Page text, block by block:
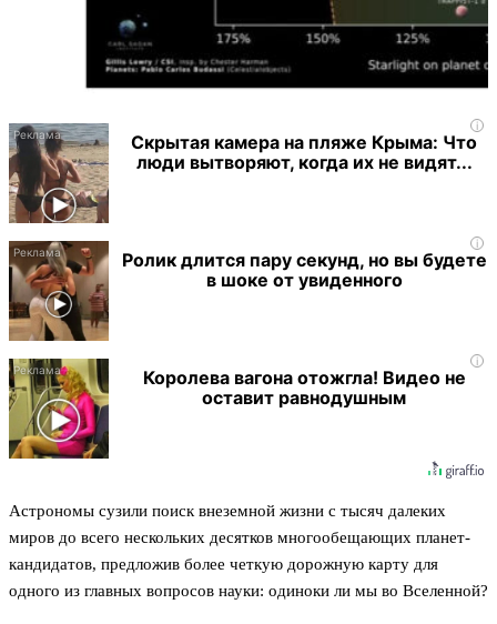
i
Скрытая камера на пляже Крыма: Что
люди вытворяют, когда их не видят...
i
Ролик длится пару секунд, но вы будете
в шоке от увиденного
i
Королева вагона отожгла! Видео не
оставит равнодушным
Астрономы сузили поиск внеземной жизни с тысяч далеких
миров до всего нескольких десятков многообещающих планет-
кандидатов, предложив более четкую дорожную карту для
одного из главных вопросов науки: одиноки ли мы во Вселенной?